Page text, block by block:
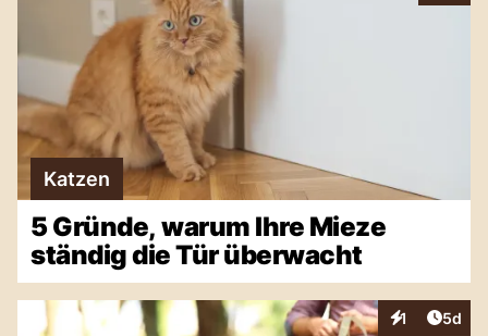
Katzen
5 Gründe, warum Ihre Mieze
ständig die Tür überwacht
1
Interaktionen
5d